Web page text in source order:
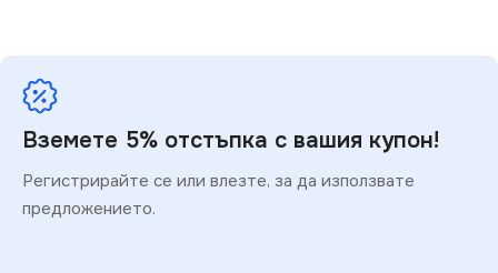
Вземете 5% отстъпка с вашия купон!
Регистрирайте се или влезте, за да използвате
предложението.